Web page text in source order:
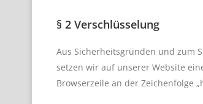
§ 2 Verschlüsselung
Aus Sicherheitsgründen und zum
setzen wir auf unserer Website
Browserzeile an der Zeichenfolge